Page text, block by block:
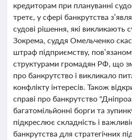
кредиторам при плануванні
третє, у сфері банкрутства
судові рішення, які викликають
Зокрема, суддя Омельченко
штраф підприємству,
структурами громадян РФ, що
про банкрутство і викликало
конфлікту інтересів. Також
справі про банкрутство
багатомільйонні борги та
підкреслює складність і
банкрутства для стратегічних